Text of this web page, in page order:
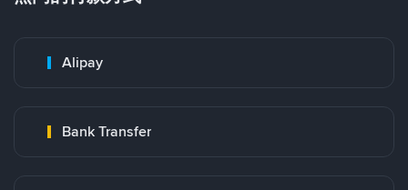
Alipay
Bank Transfer